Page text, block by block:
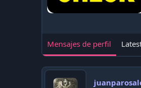
Mensajes de perfil